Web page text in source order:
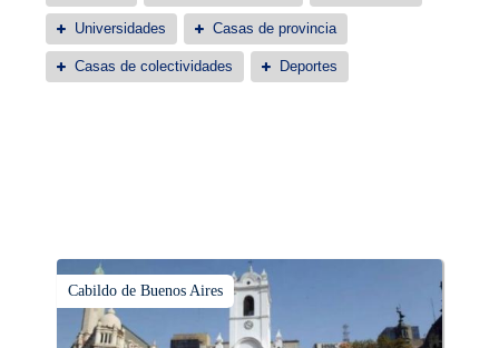
Universidades Casas de provincia
Casas de colectividades Deportes
Cabildo de Buenos Aires